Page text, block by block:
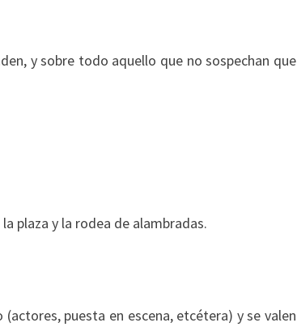
y sobre todo aquello que no sospechan que
plaza y la rodea de alambradas.
puesta en escena, etcétera) y se valen